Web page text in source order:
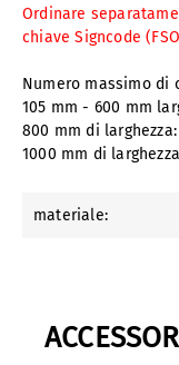
Ordinare
chiave Signcode
Numero massimo di
105 mm - 600 mm
800 mm di
1000 mm di
materiale: